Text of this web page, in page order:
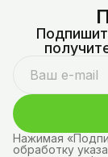
Нажимая
обработку